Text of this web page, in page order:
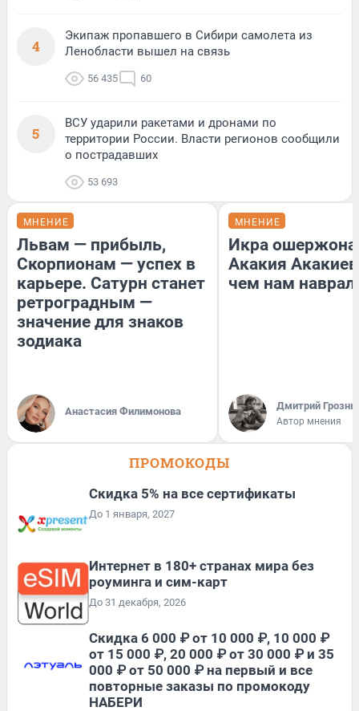
4
Экипаж пропавшего в Сибири самолета из
Ленобласти вышел на связь
56 435 60
5
ВСУ ударили ракетами и дронами по
территории России. Власти регионов сообщили
о пострадавших
53 693
МНЕНИЕ
Львам — прибыль,
Скорпионам — успех в
карьере. Сатурн станет
ретроградным —
значение для знаков
зодиака
Анастасия Филимонова
МНЕНИЕ
Икра
Акакия
чем нам
Дмитрий
Автор мнения
ПРОМОКОДЫ
Скидка 5% на все сертификаты
До 1 января, 2027
Интернет в 180+ странах мира без
роуминга и сим-карт
До 31 декабря, 2026
Скидка 6 000 ₽ от 10 000 ₽, 10 000 ₽
от 15 000 ₽, 20 000 ₽ от 30 000 ₽ и 35
000 ₽ от 50 000 ₽ на первый и все
повторные заказы по промокоду
НАБЕРИ